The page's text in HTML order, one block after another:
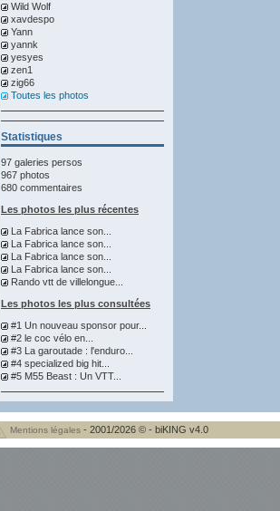
Wild Wolf
xavdespo
Yann
yannk
yesyes
zen1
zig66
Toutes les photos
Statistiques
97 galeries persos
967 photos
680 commentaires
Les photos les plus récentes
La Fabrica lance son...
La Fabrica lance son...
La Fabrica lance son...
La Fabrica lance son...
Rando vtt de villelongue...
Les photos les plus consultées
#1 Un nouveau sponsor pour...
#2 le coc vélo en...
#3 La garoutade : l'enduro...
#4 specialized big hit...
#5 M55 Beast : Un VTT...
Mentions légales - 2001/2026 © - biKING v4.0